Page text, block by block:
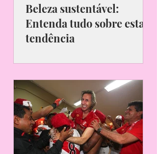
Beleza sustentável:
Entenda tudo sobre esta
tendência
mais em pauta a importância de
conservar o meio ambiente, usando
de...